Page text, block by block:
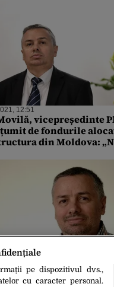
12:51
vicepreședinte
de fondurile
din Moldova:
la guvernare”
13:23
(PMP), critici
pe dispozitivul dvs.,
cu caracter personal.